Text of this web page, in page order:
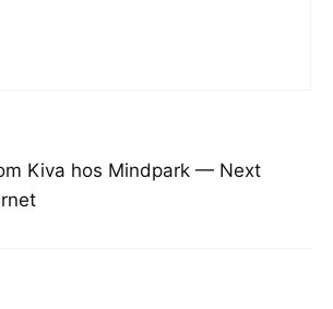
Kiva hos Mindpark — Next